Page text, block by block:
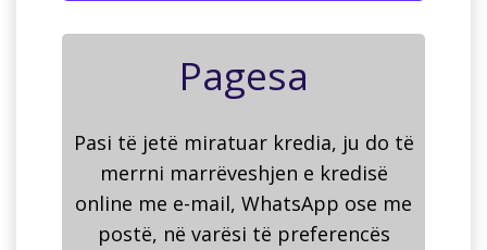
Pagesa
Pasi të jetë miratuar kredia, ju do të
merrni marrëveshjen e kredisë
online me e-mail, WhatsApp ose me
postë, në varësi të preferencës